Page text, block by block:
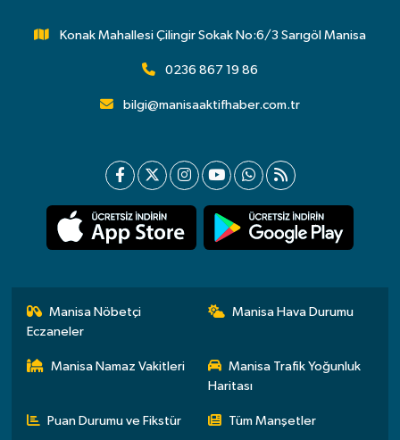
Konak Mahallesi Çilingir Sokak No:6/3 Sarıgöl Manisa
0236 867 19 86
bilgi@manisaaktifhaber.com.tr
Manisa Nöbetçi
Eczaneler
Manisa Hava Durumu
Manisa Namaz Vakitleri
Manisa Trafik Yoğunluk
Haritası
Puan Durumu ve Fikstür Tüm Manşetler